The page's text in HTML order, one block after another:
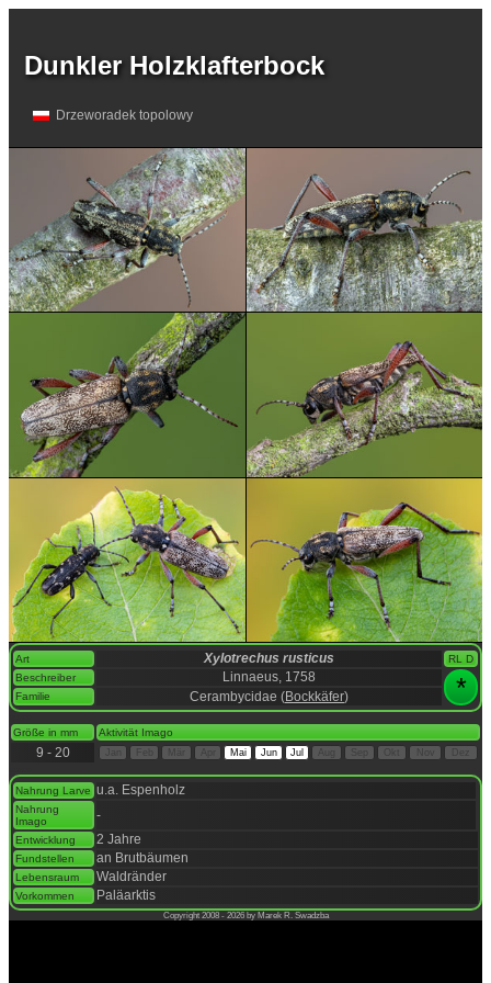
Dunkler Holzklafterbock
Drzeworadek topolowy
Art Xylotrechus rusticus
RL D
Beschreiber
Linnaeus, 1758 *
Familie Cerambycidae (Bockkäfer)
Größe in mm Aktivität Imago
9 - 20 Mai Jun Jul Sep Dez
Nahrung Larve u.a. Espenholz
Nahrung
Imago
-
Entwicklung 2 Jahre
Fundstellen an Brutbäumen
Lebensraum Waldränder
Vorkommen Paläarktis
Copyright 2008 - 2026 by Marek R. Swadzba